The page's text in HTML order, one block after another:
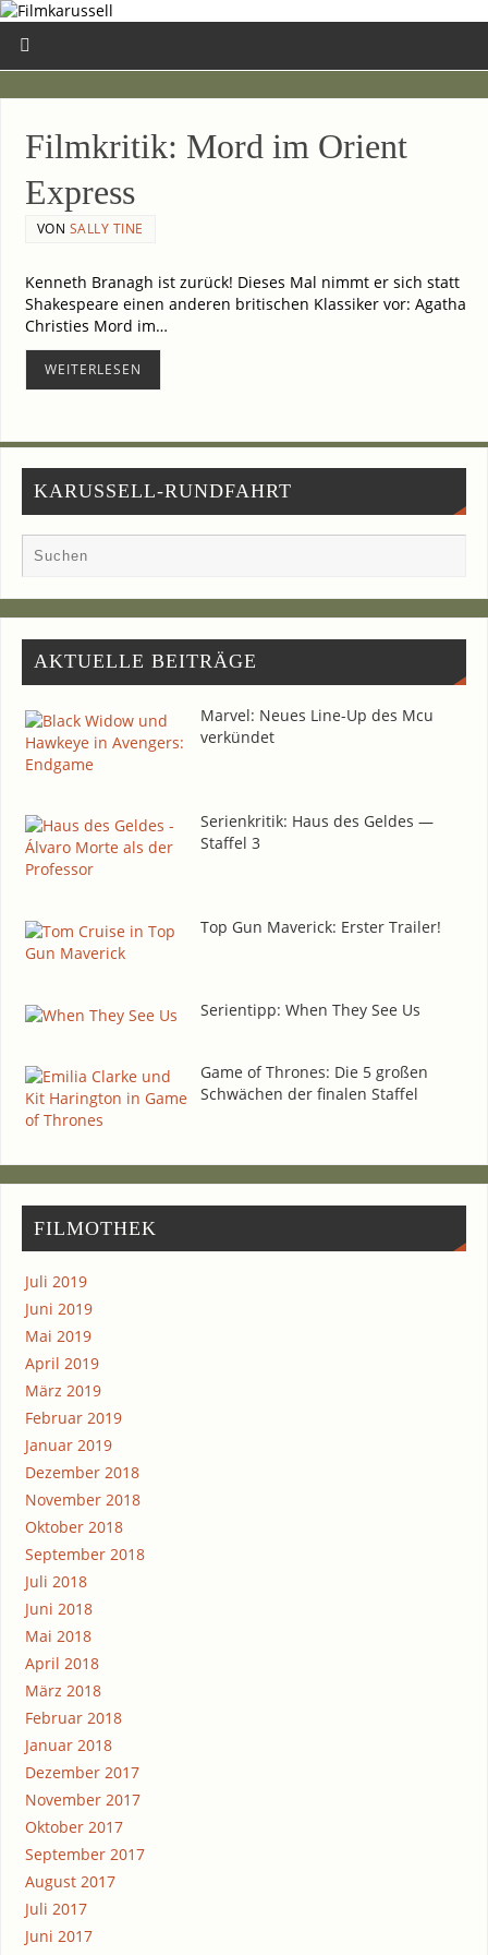
Film­kri­tik: Mord im Ori­ent
Express
VON SALLY TINE
Ken­neth Bra­nagh ist zurück! Die­ses Mal nimmt er sich statt
Shake­speare einen ande­ren bri­ti­schen Klas­si­ker vor: Aga­tha
Christies Mord im…
WEI­TER­LE­SEN
KARUSSELL-RUNDFAHRT
AKTU­EL­LE BEITRÄGE
Mar­vel: Neu­es Line-Up des Mcu
verkündet
Seri­en­kri­tik: Haus des Gel­des —
Staf­fel 3
Top Gun Maverick: Ers­ter Trailer!
Seri­en­tipp: When They See Us
Game of Thro­nes: Die 5 gro­ßen
Schwä­chen der fina­len Staffel
FIL­MO­THEK
Juli 2019
Juni 2019
Mai 2019
April 2019
März 2019
Februar 2019
Januar 2019
Dezember 2018
November 2018
Oktober 2018
September 2018
Juli 2018
Juni 2018
Mai 2018
April 2018
März 2018
Februar 2018
Januar 2018
Dezember 2017
November 2017
Oktober 2017
September 2017
August 2017
Juli 2017
Juni 2017